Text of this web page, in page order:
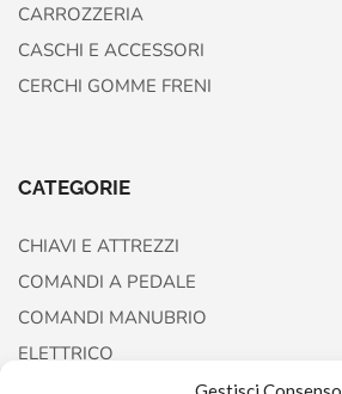
CARROZZERIA
CASCHI E ACCESSORI
CERCHI GOMME FRENI
CATEGORIE
CHIAVI E ATTREZZI
COMANDI A PEDALE
COMANDI MANUBRIO
ELETTRICO
FORCELLE E AMMORTIZZATORI